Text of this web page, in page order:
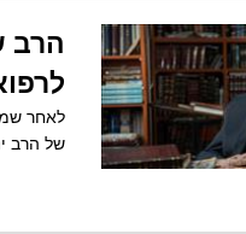
הרב
לאחר
של הרב